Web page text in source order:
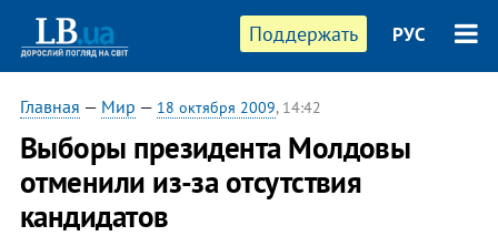
Поддержать РУС
Главная — Мир — 18 октября 2009, 14:42
Выборы президента Молдовы
отменили из-за отсутствия
кандидатов